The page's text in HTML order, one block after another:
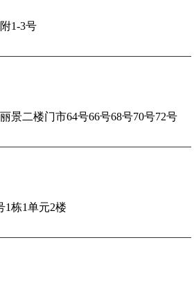
1-3号
景二楼门市64号66号68号70号72号
1栋1单元2楼